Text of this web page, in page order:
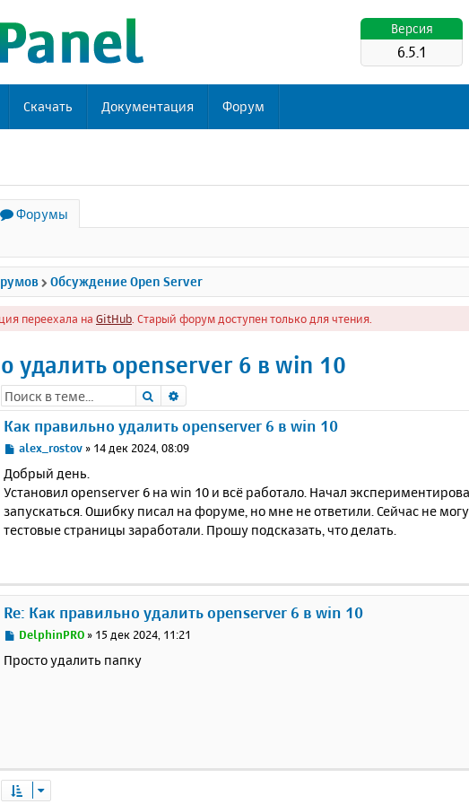
Версия
6.5.1
Скачать Документация Форум
Форумы
Обсуждение Open Server
переехала на GitHub . Старый форум доступен только для чтения.
удалить openserver 6 в win 10
Поиск
Как правильно удалить openserver 6 в win 10
С
о
б
щ
е
alex_rostov » 14 дек 2024, 08:09
Добрый день.
Установил openserver 6 на win 10 и всё работало. Начал
запускаться. Ошибку писал на форуме, но мне не ответили. Сейчас не могу
тестовые страницы заработали. Прошу подсказать, что делать.
Re: Как правильно удалить openserver 6 в win 10
С
о
DelphinPRO » 15 дек 2024, 11:21
Просто удалить папку